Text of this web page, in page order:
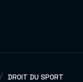
DROIT DU SPORT